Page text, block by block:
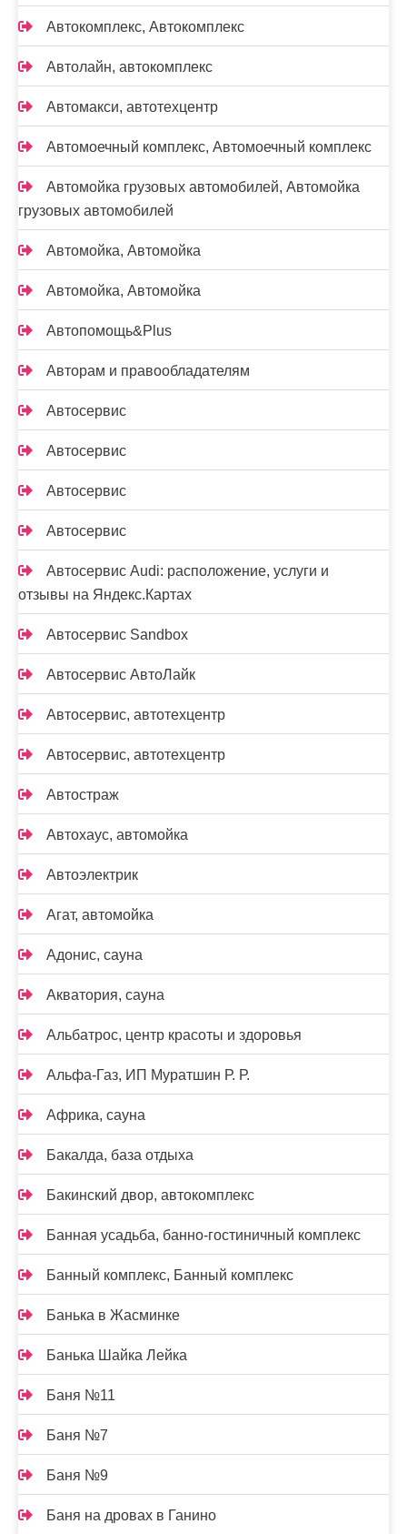
Автокомплекс, Автокомплекс
Автолайн, автокомплекс
Автомакси, автотехцентр
Автомоечный комплекс, Автомоечный комплекс
Автомойка грузовых автомобилей, Автомойка
грузовых автомобилей
Автомойка, Автомойка
Автомойка, Автомойка
Автопомощь&Plus
Авторам и правообладателям
Автосервис
Автосервис
Автосервис
Автосервис
Автосервис Audi: расположение, услуги и
отзывы на Яндекс.Картах
Автосервис Sandbox
Автосервис АвтоЛайк
Автосервис, автотехцентр
Автосервис, автотехцентр
Автостраж
Автохаус, автомойка
Автоэлектрик
Агат, автомойка
Адонис, сауна
Акватория, сауна
Альбатрос, центр красоты и здоровья
Альфа-Газ, ИП Муратшин Р. Р.
Африка, сауна
Бакалда, база отдыха
Бакинский двор, автокомплекс
Банная усадьба, банно-гостиничный комплекс
Банный комплекс, Банный комплекс
Банька в Жасминке
Банька Шайка Лейка
Баня №11
Баня №7
Баня №9
Баня на дровах в Ганино